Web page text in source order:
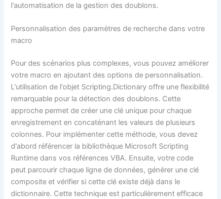
l'automatisation de la gestion des doublons.
Personnalisation des paramètres de recherche dans votre
macro
Pour des scénarios plus complexes, vous pouvez améliorer
votre macro en ajoutant des options de personnalisation.
L'utilisation de l'objet Scripting.Dictionary offre une flexibilité
remarquable pour la détection des doublons. Cette
approche permet de créer une clé unique pour chaque
enregistrement en concaténant les valeurs de plusieurs
colonnes. Pour implémenter cette méthode, vous devez
d'abord référencer la bibliothèque Microsoft Scripting
Runtime dans vos références VBA. Ensuite, votre code
peut parcourir chaque ligne de données, générer une clé
composite et vérifier si cette clé existe déjà dans le
dictionnaire. Cette technique est particulièrement efficace